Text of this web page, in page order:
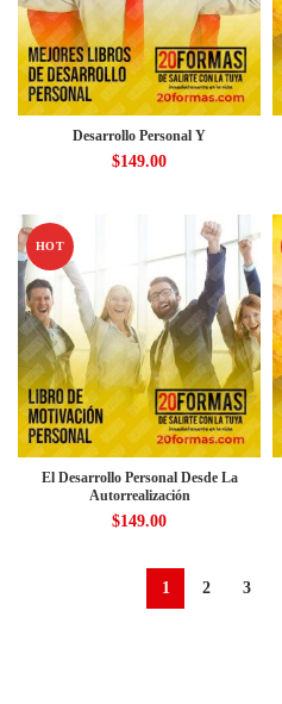
Desarrollo Personal Y
$149.00
HOT
El Desarrollo Personal Desde La
Autorrealización
$149.00
1 2 3